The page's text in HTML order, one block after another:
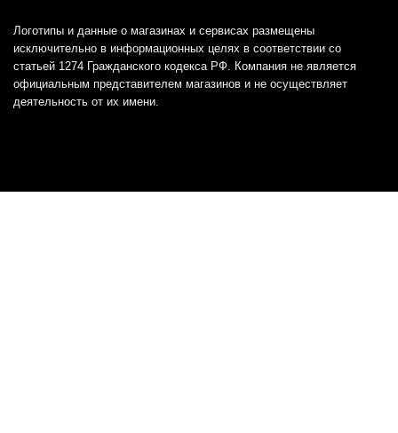
Логотипы и данные о магазинах и сервисах размещены
исключительно в информационных целях в соответствии со
статьей 1274 Гражданского кодекса РФ. Компания не является
официальным представителем магазинов и не осуществляет
деятельность от их имени.